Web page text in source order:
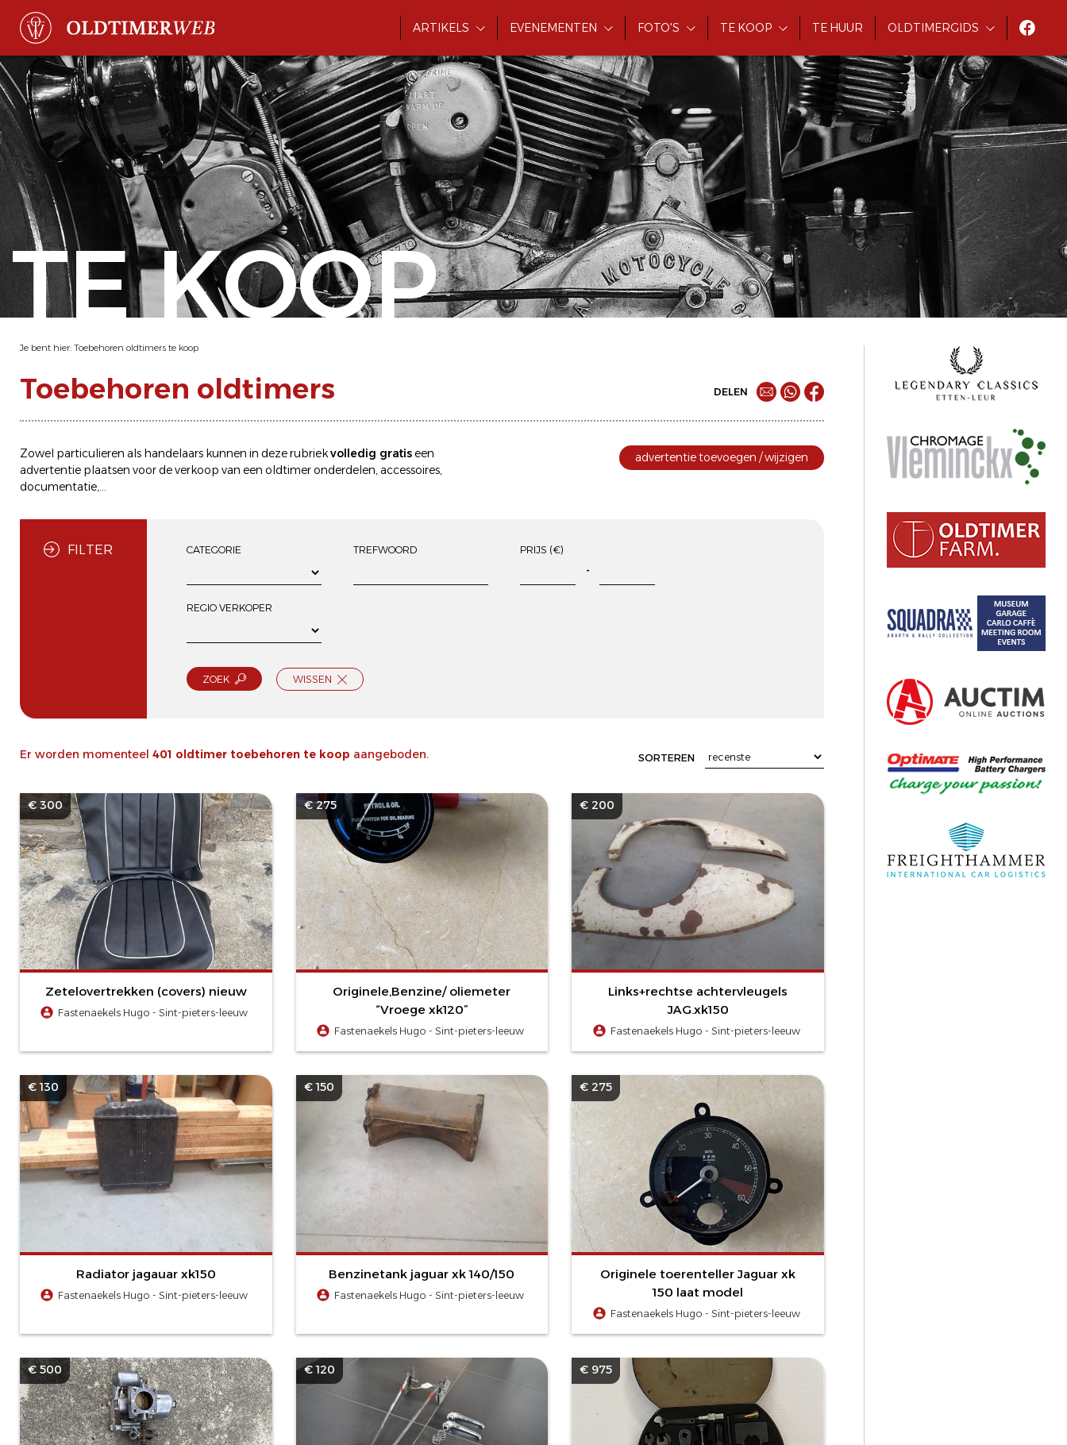
ARTIKELS EVENEMENTEN FOTO'S TE KOOP TE HUUR OLDTIMERGIDS
TE KOOP
Je bent hier: Toebehoren oldtimers te koop
Toebehoren oldtimers DELEN
Zowel particulieren als handelaars kunnen in deze rubriekvolledig gratis een
advertentie plaatsen voor deverkoop van een oldtimer onderdelen, accessoires,
documentatie,...
advertentie toevoegen / wijzigen
FILTER CATEGORIE TREFWOORD PRIJS (€)
-
REGIO VERKOPER
ZOEK WISSEN
Er worden momenteel 401 oldtimer toebehoren te koop aangeboden. SORTEREN
€ 300
Zetelovertrekken (covers) nieuw
Fastenaekels Hugo - Sint-pieters-leeuw
€ 275
Originele,Benzine/ oliemeter
“Vroege xk120”
Fastenaekels Hugo - Sint-pieters-leeuw
€ 200
Links+rechtse achtervleugels
JAG.xk150
Fastenaekels Hugo - Sint-pieters-leeuw
€ 130
Radiator jagauar xk150
Fastenaekels Hugo - Sint-pieters-leeuw
€ 150
Benzinetank jaguar xk 140/150
Fastenaekels Hugo - Sint-pieters-leeuw
€ 275
Originele toerenteller Jaguar xk
150 laat model
Fastenaekels Hugo - Sint-pieters-leeuw
€ 500 € 120 € 975